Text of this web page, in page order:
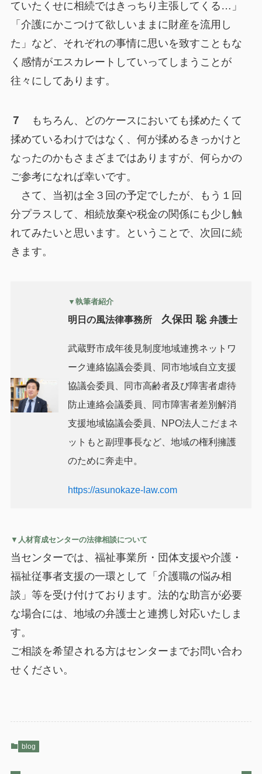
ていたくせに相続ではきっちり主張してくる…」
「介護にかこつけて欲しいままに財産を流用し
た」など、それぞれの事情に思いを致すこともな
く感情がエスカレートしていってしまうことが
往々にしてあります。
７
もちろん、どのケースにおいても揉めたくて
揉めているわけではなく、何が揉めるきっかけと
なったのかもさまざまではありますが、何らかの
ご参考になれば幸いです。
さて、当初は全３回の予定でしたが、もう１回
分プラスして、相続放棄や税金の関係にも少し触
れてみたいと思います。ということで、次回に続
きます。
▼執筆者紹介
明日の風法律事務所 久保田 聡弁護士
武蔵野市成年後見制度地域連携ネットワ
ーク連絡協議会委員、同市地域自立支援
協議会委員、同市高齢者及び障害者虐待
防止連絡会議委員、同市障害者差別解消
支援地域協議会委員、NPO法人こだまネ
ットもと副理事長など、地域の権利擁護
のために奔走中。
https://asunokaze-law.com
▼ 人材育成センターの法律相談について
当センターでは、福祉事業所・団体支援や介護・
福祉従事者支援の一環として「介護職の悩み相
談」等を受け付けております。法的な助言が必要
な場合には、地域の弁護士と連携し対応いたしま
す。
ご相談を希望される方はセンターまでお問い合わ
せください。
blog